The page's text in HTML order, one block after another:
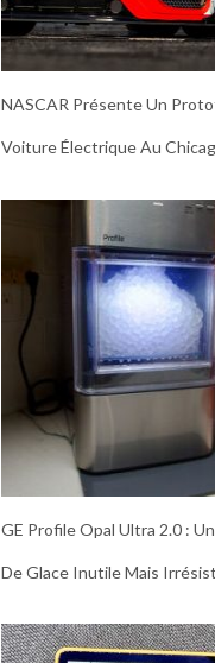
NASCAR Présente Un
Voiture Électrique Au
GE Profile Opal Ultra 2.0 :
De Glace Inutile Mais